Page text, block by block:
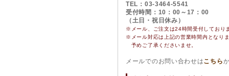
TEL：03-3464-5541
受付時間：10：00～17：00
（土日・祝日休み）
※メール、ご注文は24時間受付しており
※ メール対応は上記の営業時間内となり
予めご了承くださいませ。
メールでのお問い合わせはこちら